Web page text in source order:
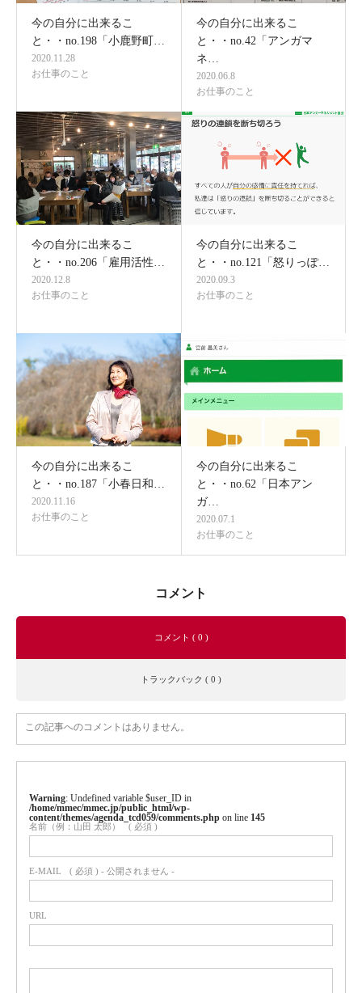
今の自分に出来るこ
と・・no.198「小鹿野町…
2020.11.28
お仕事のこと
今の自分に出来るこ
と・・no.42「アンガマ
ネ…
2020.06.8
お仕事のこと
今の自分に出来るこ
と・・no.206「雇用活性…
2020.12.8
お仕事のこと
今の自分に出来るこ
と・・no.121「怒りっぽ…
2020.09.3
お仕事のこと
今の自分に出来るこ
と・・no.187「小春日和…
2020.11.16
お仕事のこと
今の自分に出来るこ
と・・no.62「日本アン
ガ…
2020.07.1
お仕事のこと
コメント
コメント ( 0 )
トラックバック ( 0 )
この記事へのコメントはありません。
Warning : Undefined variable $user_ID in
/home/mmec/mmec.jp/public_html/wp-
content/themes/agenda_tcd059/comments.php on line 145
名前（例：山田 太郎） ( 必須 )
E-MAIL ( 必須 ) - 公開されません -
URL